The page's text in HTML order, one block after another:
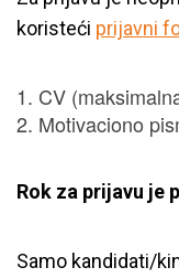
koristeći prijavni
CV
Motivaciono
Rok za prijavu je
Samo kandidati/